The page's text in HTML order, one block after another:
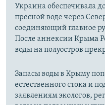
Украина обеспечивала
пресной воде через
соединяющий главное
После аннексии Крыма
воды на полуостров
Запасы воды в Крыму
естественного стока и
заявлениям экологов,